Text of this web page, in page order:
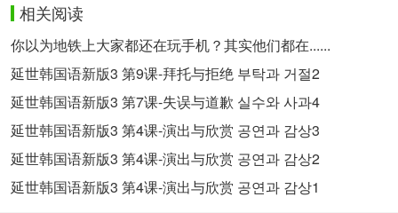
晚辈说话时用"-지 그래"。
그렇게 서두르지 말고 좀 천천히 하지 그래요.
别那么着急，慢点儿做吧。
你从早上开始就什么也没吃，吃点儿什么吧。
가: 눈이 아파서 컴퓨터 글씨가 잘 안 보이네.
相关阅读
你以为地铁上大家都还在玩手机？其实他们都在......
延世韩国语新版3 第9课-拜托与拒绝 부탁과 거절2
延世韩国语新版3 第7课-失误与道歉 실수와 사과4
延世韩国语新版3 第4课-演出与欣赏 공연과 감상3
延世韩国语新版3 第4课-演出与欣赏 공연과 감상2
延世韩国语新版3 第4课-演出与欣赏 공연과 감상1